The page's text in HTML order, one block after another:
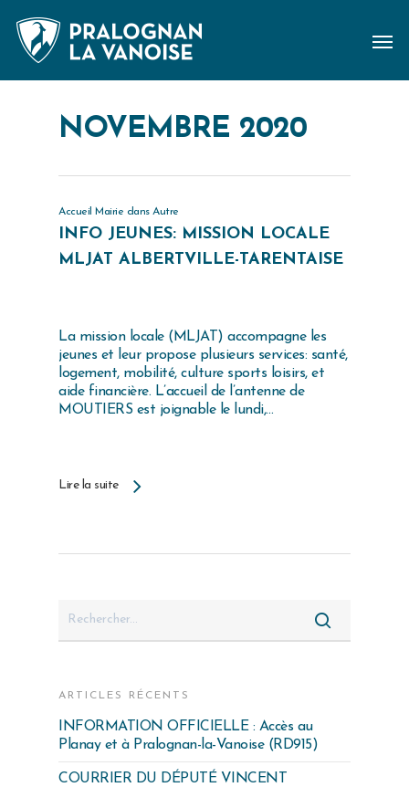
NOVEMBRE 2020
Accueil Mairie dans Autre
INFO JEUNES: MISSION LOCALE
MLJAT ALBERTVILLE-TARENTAISE
La mission locale (MLJAT) accompagne les
jeunes et leur propose plusieurs services: santé,
logement, mobilité, culture sports loisirs, et
aide financière. L’accueil de l’antenne de
MOUTIERS est joignable le lundi,…
Lire la suite
ARTICLES RÉCENTS
INFORMATION OFFICIELLE : Accès au
Planay et à Pralognan-la-Vanoise (RD915)
COURRIER DU DÉPUTÉ VINCENT